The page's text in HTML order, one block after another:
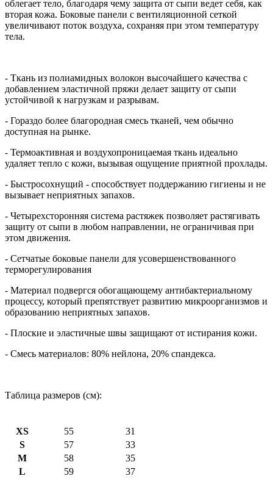
облегает тело, благодаря чему защита от сыпи ведет себя, как
вторая кожа. Боковые панели с вентиляционной сеткой
увеличивают поток воздуха, сохраняя при этом температуру
тела.
- Ткань из полиамидных волокон высочайшего качества с
добавлением эластичной пряжи делает защиту от сыпи
устойчивой к нагрузкам и разрывам.
- Гораздо более благородная смесь тканей, чем обычно
доступная на рынке.
- Термоактивная и воздухопроницаемая ткань идеально
удаляет тепло с кожи, вызывая ощущение приятной прохлады.
- Быстросохнущий - способствует поддержанию гигиены и не
вызывает неприятных запахов.
- Четырехсторонняя система растяжек позволяет растягивать
защиту от сыпи в любом направлении, не ограничивая при
этом движения.
- Сетчатые боковые панели для усовершенствованного
терморегулирования
- Материал подвергся обогащающему антибактериальному
процессу, который препятствует развитию микроорганизмов и
образованию неприятных запахов.
- Плоские и эластичные швы защищают от истирания кожи.
- Смесь материалов: 80% нейлона, 20% спандекса.
Таблица размеров (см):
XS 55
31
S
57
33
M
58
35
L
59 37